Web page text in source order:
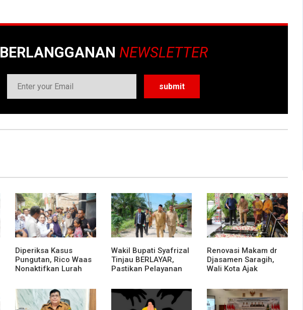
BERLANGGANAN NEWSLETTER
Diperiksa Kasus
Pungutan, Rico Waas
Nonaktifkan Lurah
Masyarakat
Wakil Bupati Syafrizal
Tinjau BERLAYAR,
Pastikan Pelayanan
Desa
Renovasi Makam dr
Djasamen Saragih,
Wali Kota Ajak
Lestarikan Nilai
Perjuangan Tokoh
Bangsa